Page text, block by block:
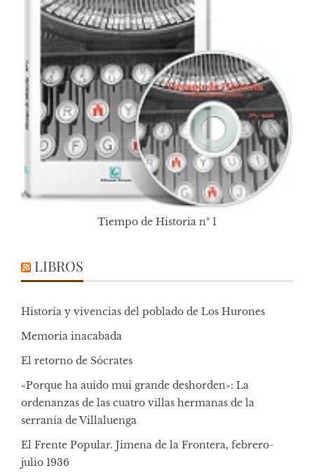
Tiempo de Historia nº 1
LIBROS
Historia y vivencias del poblado de Los Hurones
Memoria inacabada
El retorno de Sócrates
«Porque ha auido mui grande deshorden»: La
ordenanzas de las cuatro villas hermanas de la
serranía de Villaluenga
El Frente Popular. Jimena de la Frontera, febrero-
julio 1936